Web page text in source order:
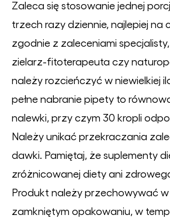
Zaleca się stosowanie jednej
trzech razy dziennie, najlepiej na
zgodnie z zaleceniami
zielarz-fitoterapeuta czy
należy rozcieńczyć w niewielkiej
pełne nabranie pipety to
nalewki, przy czym 30 kropli
Należy unikać przekraczania
dawki. Pamiętaj, że suplementy
zróżnicowanej diety ani
Produkt należy przechowywać
zamkniętym opakowaniu, w